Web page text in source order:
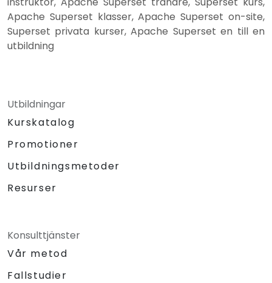
Apache Superset klasser, Apache Superset on-site,
Superset privata kurser, Apache Superset en till en
utbildning
Utbildningar
Kurskatalog
Promotioner
Utbildningsmetoder
Resurser
Konsulttjänster
Vår metod
Fallstudier